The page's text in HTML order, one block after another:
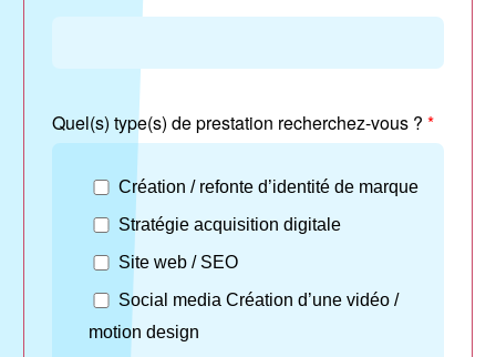
Quel(s) type(s) de prestation recherchez-vous ? *
Création / refonte d’identité de marque
Stratégie acquisition digitale
Site web / SEO
Social media Création d’une vidéo /
motion design